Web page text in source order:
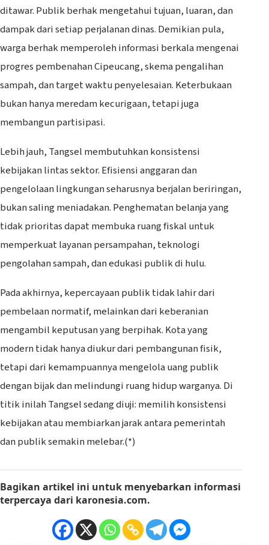
ditawar. Publik berhak mengetahui tujuan, luaran, dan
dampak dari setiap perjalanan dinas. Demikian pula,
warga berhak memperoleh informasi berkala mengenai
progres pembenahan Cipeucang, skema pengalihan
sampah, dan target waktu penyelesaian. Keterbukaan
bukan hanya meredam kecurigaan, tetapi juga
membangun partisipasi.
Lebih jauh, Tangsel membutuhkan konsistensi
kebijakan lintas sektor. Efisiensi anggaran dan
pengelolaan lingkungan seharusnya berjalan beriringan,
bukan saling meniadakan. Penghematan belanja yang
tidak prioritas dapat membuka ruang fiskal untuk
memperkuat layanan persampahan, teknologi
pengolahan sampah, dan edukasi publik di hulu.
Pada akhirnya, kepercayaan publik tidak lahir dari
pembelaan normatif, melainkan dari keberanian
mengambil keputusan yang berpihak. Kota yang
modern tidak hanya diukur dari pembangunan fisik,
tetapi dari kemampuannya mengelola uang publik
dengan bijak dan melindungi ruang hidup warganya. Di
titik inilah Tangsel sedang diuji: memilih konsistensi
kebijakan atau membiarkan jarak antara pemerintah
dan publik semakin melebar.(*)
Bagikan artikel ini untuk menyebarkan informasi
terpercaya dari karonesia.com.